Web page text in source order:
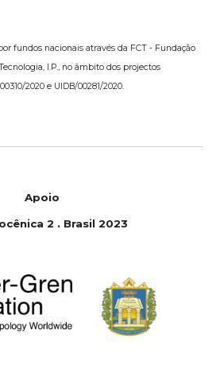
fundos nacionais através da FCT - Fundação
I.P., no âmbito dos projectos
2020 e UIDB/00281/2020.
Apoio
2 . Brasil 2023